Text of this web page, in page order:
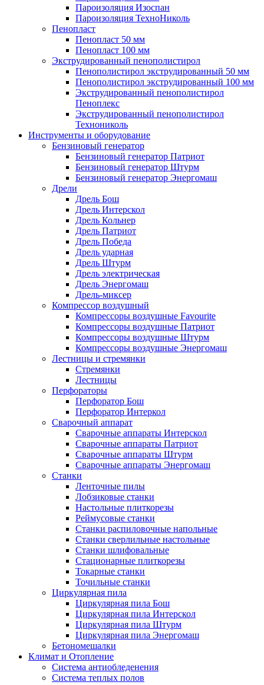
Пароизоляция Изоспан
Пароизоляция ТехноНиколь
Пенопласт
Пенопласт 50 мм
Пенопласт 100 мм
Экструдированный пенополистирол
Пенополистирол экструдированный 50 мм
Пенополистирол экструдированный 100 мм
Экструдированный пенополистирол
Пеноплекс
Экструдированный пенополистирол
Технониколь
Инструменты и оборудование
Бензиновый генератор
Бензиновый генератор Патриот
Бензиновый генератор Штурм
Бензиновый генератор Энергомаш
Дрели
Дрель Бош
Дрель Интерскол
Дрель Кольнер
Дрель Патриот
Дрель Победа
Дрель ударная
Дрель Штурм
Дрель электрическая
Дрель Энергомаш
Дрель-миксер
Компрессор воздушный
Компрессоры воздушные Favourite
Компрессоры воздушные Патриот
Компрессоры воздушные Штурм
Компрессоры воздушные Энергомаш
Лестницы и стремянки
Стремянки
Лестницы
Перфораторы
Перфоратор Бош
Перфоратор Интеркол
Сварочный аппарат
Сварочные аппараты Интерскол
Сварочные аппараты Патриот
Сварочные аппараты Штурм
Сварочные аппараты Энергомаш
Станки
Ленточные пилы
Лобзиковые станки
Настольные плиткорезы
Реймусовые станки
Станки распиловочные напольные
Станки сверлильные настольные
Станки шлифовальные
Стационарные плиткорезы
Токарные станки
Точильные станки
Циркулярная пила
Циркулярная пила Бош
Циркулярная пила Интерскол
Циркулярная пила Штурм
Циркулярная пила Энергомаш
Бетономешалки
Климат и Отопление
Система антиобледенения
Система теплых полов